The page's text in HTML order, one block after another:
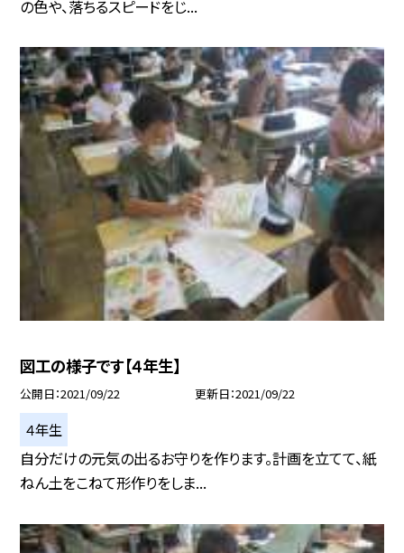
の色や、落ちるスピードをじ...
図工の様子です【４年生】
公開日 2021/09/22 更新日 2021/09/22
４年生
自分だけの元気の出るお守りを作ります。計画を立てて、紙
ねん土をこねて形作りをしま...